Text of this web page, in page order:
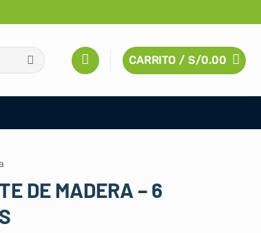
CARRITO /S/0.00
DE MADERA – 6